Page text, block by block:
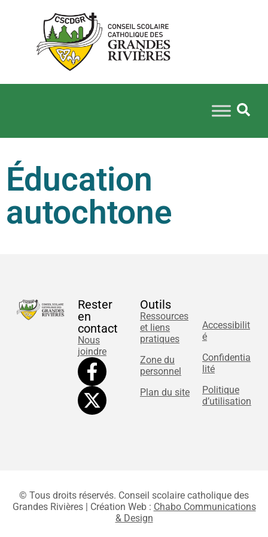
Éducation
autochtone
Rester
en
contact
Nous
joindre
Outils
Ressources
et liens
pratiques
Zone du
personnel
Plan du site
Accessibilit
é
Confidentia
lité
Politique
d’utilisation
© Tous droits réservés. Conseil scolaire catholique des
Grandes Rivières | Création Web : Chabo Communications
& Design